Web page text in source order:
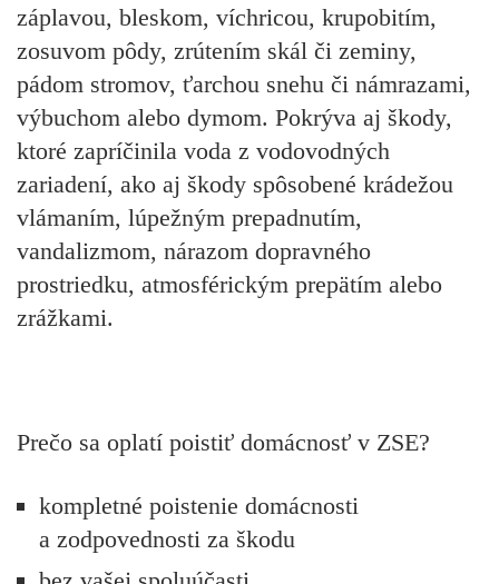
záplavou, bleskom, víchricou, krupobitím,
zosuvom pôdy, zrútením skál či zeminy,
pádom stromov, ťarchou snehu či námrazami,
výbuchom alebo dymom. Pokrýva aj škody,
ktoré zapríčinila voda z vodovodných
zariadení, ako aj škody spôsobené krádežou
vlámaním, lúpežným prepadnutím,
vandalizmom, nárazom dopravného
prostriedku, atmosférickým prepätím alebo
zrážkami.
Prečo sa oplatí poistiť domácnosť v ZSE?
kompletné poistenie domácnosti
a zodpovednosti za škodu